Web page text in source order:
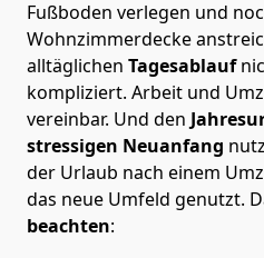
Fußboden verlegen und
Wohnzimmerdecke
alltäglichen Tagesablauf
kompliziert. Arbeit und
vereinbar. Und den
stressigen Neuanfang
der Urlaub nach einem
das neue Umfeld genutzt.
beachten: